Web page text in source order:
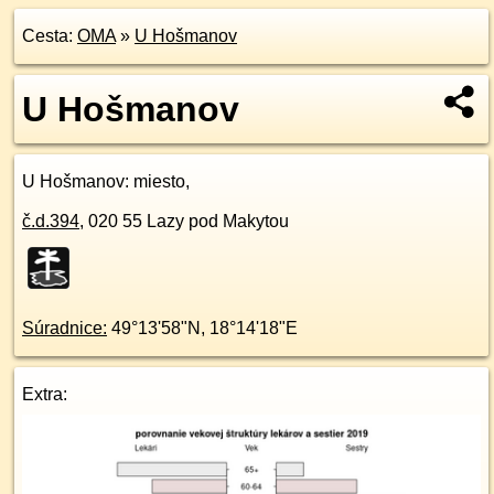
Cesta: OMA» U Hošmanov
U Hošmanov
U Hošmanov: miesto,
č.d.394, 020 55 Lazy pod Makytou
Súradnice: 49°13'58"N , 18°14'18"E
Extra: